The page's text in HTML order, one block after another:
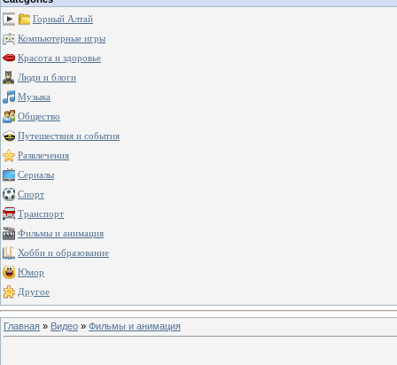
Горный Алтай
Компьютерные игры
Красота и здоровье
Люди и блоги
Музыка
Общество
Путешествия и события
Развлечения
Сериалы
Спорт
Транспорт
Фильмы и анимация
Хобби и образование
Юмор
Другое
Главная » Видео » Фильмы и анимация